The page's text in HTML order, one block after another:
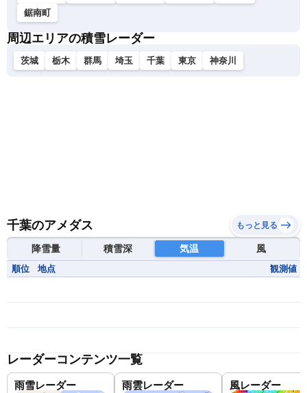
鋸南町
周辺エリアの積雪レーダー
茨城 栃木 群馬 埼玉 千葉 東京 神奈川
千葉のアメダス もっと見る
降雪量 積雪深 気温 風
順位 地点 観測値
レーダーコンテンツ一覧
雨雪レーダー 雨雲レーダー 風レーダー